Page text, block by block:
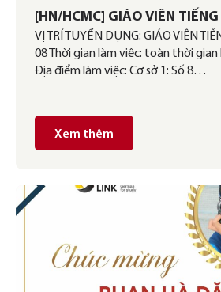
[HN/HCMC] GIÁO VIÊN
VỊ TRÍ TUYỂN DỤNG: GIÁO VIÊN
08 Thời gian làm việc: toàn thời
Địa điểm làm việc: Cơ sở 1: Số 8…
Xem thêm